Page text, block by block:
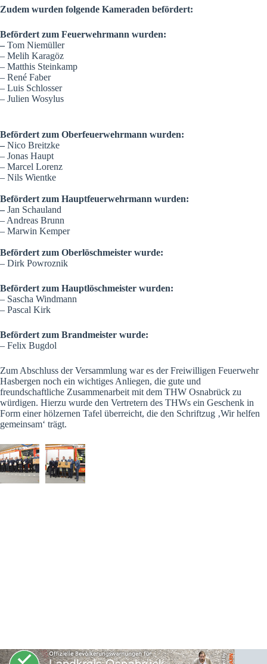
Zudem wurden folgende Kameraden befördert:
Befördert zum Feuerwehrmann wurden:
–Tom Niemüller
– Melih Karagöz
– Matthis Steinkamp
– René Faber
– Luis Schlosser
– Julien Wosylus
Befördert zum Oberfeuerwehrmann wurden:
–Nico Breitzke
– Jonas Haupt
– Marcel Lorenz
– Nils Wientke
Befördert zum Hauptfeuerwehrmann wurden:
–Jan Schauland
– Andreas Brunn
– Marwin Kemper
Befördert zum Oberlöschmeister wurde:
– Dirk Powroznik
Befördert zum Hauptlöschmeister wurden:
– Sascha Windmann
– Pascal Kirk
Befördert zum Brandmeister wurde:
– Felix Bugdol
Zum Abschluss der Versammlung war es der Freiwilligen Feuerwehr
Hasbergen noch ein wichtiges Anliegen, die gute und
freundschaftliche Zusammenarbeit mit dem THW Osnabrück zu
würdigen. Hierzu wurde den Vertretern des THWs ein Geschenk in
Form einer hölzernen Tafel überreicht, die den Schriftzug ‚Wir helfen
gemeinsam‘ trägt.